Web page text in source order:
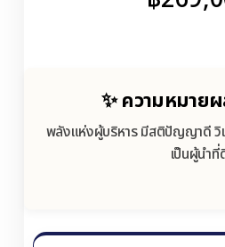
✨ ความหมาย
พลังแห่งผู้บริหาร มีสติปัญญาดี วิ
เป็นผู้นำที่